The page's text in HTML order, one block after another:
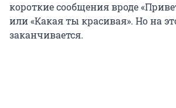
короткие сообщения вроде
или «Какая ты красивая». Но на
заканчивается.